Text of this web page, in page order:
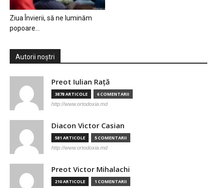
Ziua Învierii, să ne luminăm
popoare…
Autorii noștri
Preot Iulian Raţă
3878 ARTICOLE 6 COMENTARII
http://www.ortodoxia.md
Diacon Victor Casian
581 ARTICOLE 5 COMENTARII
http://www.ortodoxia.md
Preot Victor Mihalachi
210 ARTICOLE 1 COMENTARII